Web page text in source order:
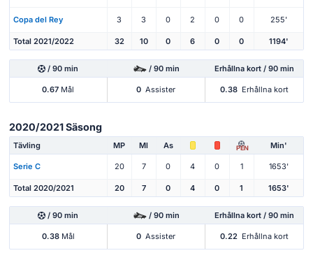
Copa del Rey 3 3 0 2 0 0 255'
Total 2021/2022 32 10 0 6 0 0 1194'
/ 90 min / 90 min Erhållna kort / 90 min
0.67 Mål 0 Assister 0.38 Erhållna kort
2020/2021 Säsong
Tävling MP Ml As PEN Min'
Serie C 20 7 0 4 0 1 1653'
Total 2020/2021 20 7 0 4 0 1 1653'
/ 90 min / 90 min Erhållna kort / 90 min
0.38Mål 0 Assister 0.22 Erhållna kort